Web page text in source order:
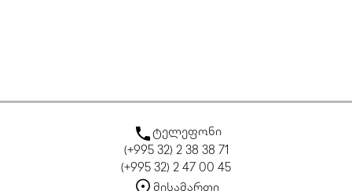
ტელეფონი
(+995 32) 2 38 38 71
(+995 32) 2 47 00 45